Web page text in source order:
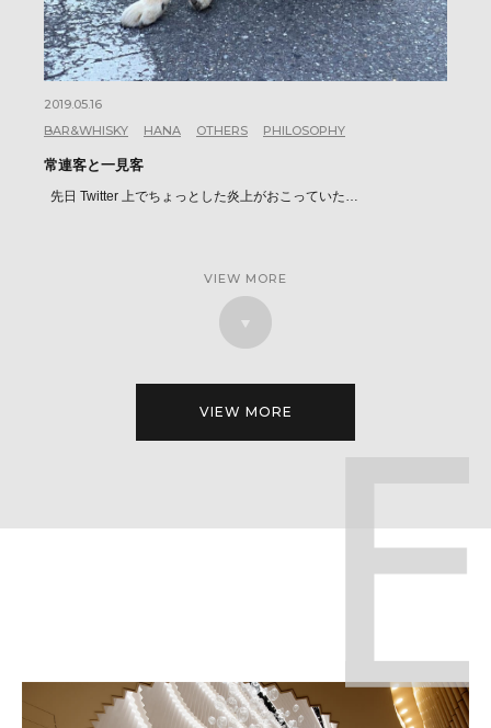
2019.05.16
BAR&WHISKY
HANA OTHERS PHILOSOPHY
常連客と一見客
先日 Twitter 上でちょっとした炎上がおこっていた…
VIEW MORE
VIEW MORE